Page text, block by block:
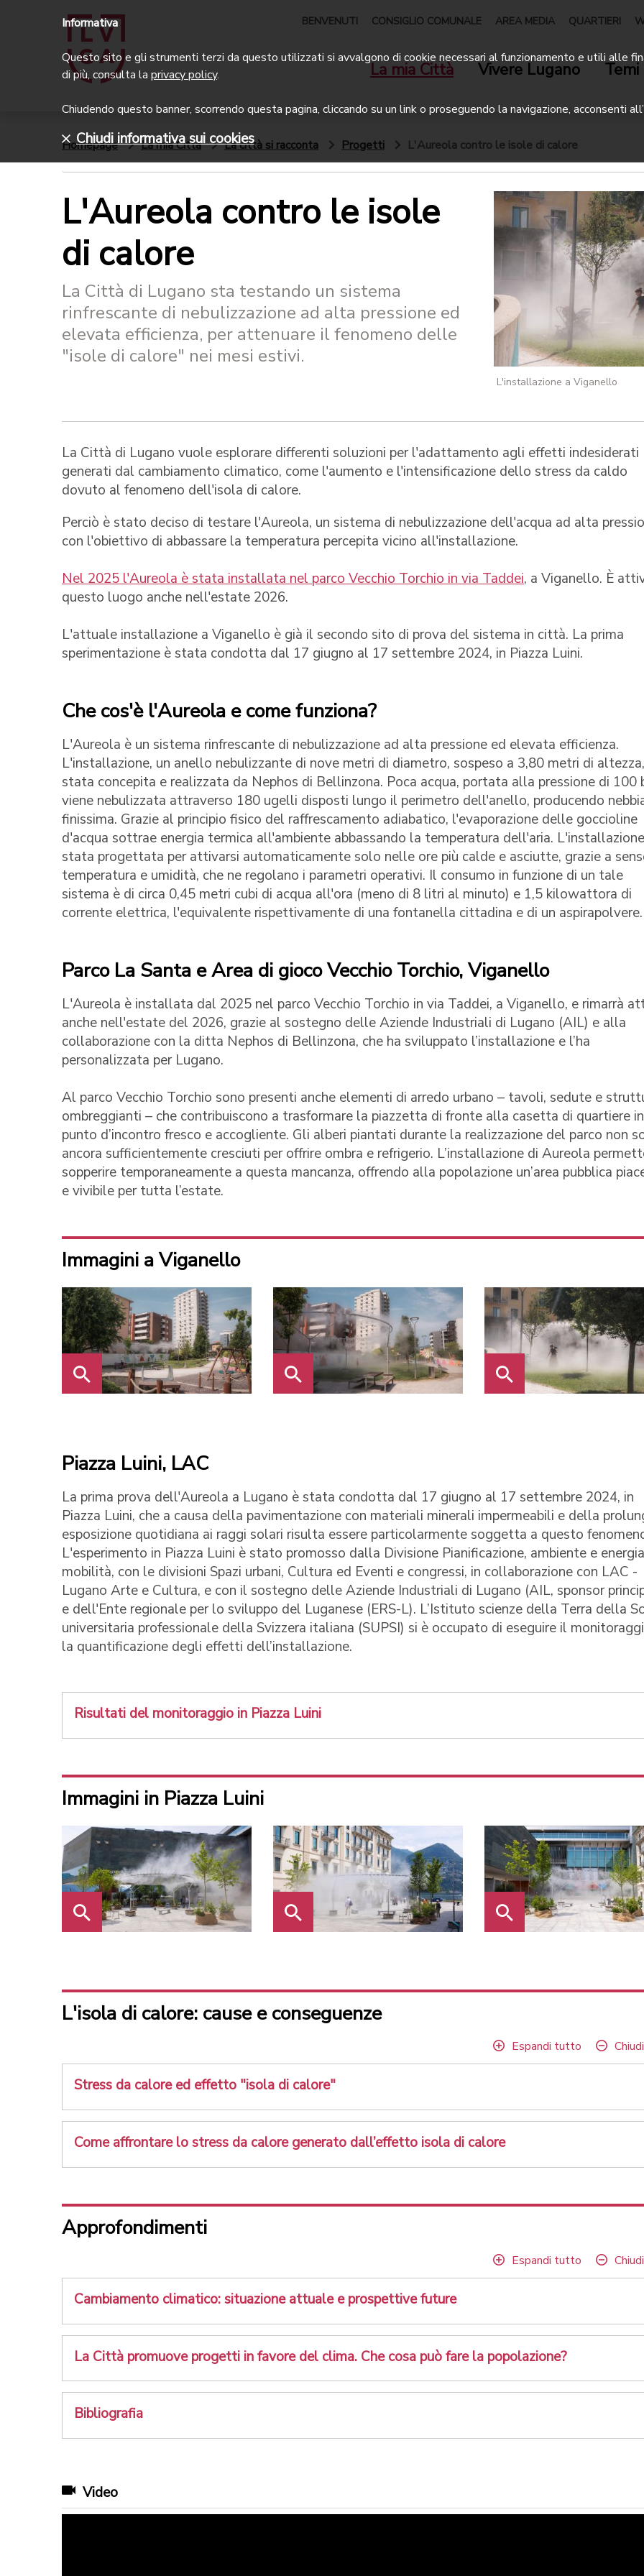
BENVENUTI CONSIGLIO COMUNALE AREA MEDIA QUARTIERI
La mia Città Vivere Lugano Temi
Homepage La mia Città La città si racconta Progetti L'Aureola contro le isole di calore
L'Aureola contro le isole
di calore
La Città di Lugano sta testando un sistema
rinfrescante di nebulizzazione ad alta pressione ed
elevata efficienza, per attenuare il fenomeno delle
"isole di calore" nei mesi estivi.
L'installazione a Viganello
La Città di Lugano vuole esplorare differenti soluzioni per l'adattamento agli effetti indesiderati
generati dal cambiamento climatico, come l'aumento e l'intensificazione dello stress da caldo
dovuto al fenomeno dell'isola di calore.
Perciò è stato deciso di testare l'Aureola, un sistema di nebulizzazione dell'acqua ad alta
con l'obiettivo di abbassare la temperatura percepita vicino all'installazione.
Nel 2025 l'Aureola è stata installata nel parco Vecchio Torchio in via Taddei, a Viganello. È
questo luogo anche nell'estate 2026.
L'attuale installazione a Viganello è già il secondo sito di prova del sistema in città. La prima
sperimentazione è stata condotta dal 17 giugno al 17 settembre 2024, in Piazza Luini.
Che cos'è l'Aureola e come funziona?
L'Aureola è un sistema rinfrescante di nebulizzazione ad alta pressione ed elevata efficienza.
L'installazione, un anello nebulizzante di nove metri di diametro, sospeso a 3,80 metri di
stata concepita e realizzata da Nephos di Bellinzona. Poca acqua, portata alla pressione di 100
viene nebulizzata attraverso 180 ugelli disposti lungo il perimetro dell'anello, producendo
finissima. Grazie al principio fisico del raffrescamento adiabatico, l'evaporazione delle goccioline
d'acqua sottrae energia termica all'ambiente abbassando la temperatura dell'aria.
stata progettata per attivarsi automaticamente solo nelle ore più calde e asciutte, grazie a
temperatura e umidità, che ne regolano i parametri operativi. Il consumo in funzione di un tale
sistema è di circa 0,45 metri cubi di acqua all'ora (meno di 8 litri al minuto) e 1,5 kilowattora di
corrente elettrica, l'equivalente rispettivamente di una fontanella cittadina e di un aspirapolvere.
Parco La Santa e Area di gioco Vecchio Torchio, Viganello
L'Aureola è installata dal 2025 nel parco Vecchio Torchio in via Taddei, a Viganello, e rimarrà
anche nell'estate del 2026, grazie al sostegno delle Aziende Industriali di Lugano (AIL) e alla
collaborazione con la ditta Nephos di Bellinzona, che ha sviluppato l’installazione e l’ha
personalizzata per Lugano.
Al parco Vecchio Torchio sono presenti anche elementi di arredo urbano – tavoli, sedute e
ombreggianti – che contribuiscono a trasformare la piazzetta di fronte alla casetta di quartiere
punto d’incontro fresco e accogliente. Gli alberi piantati durante la realizzazione del parco non
ancora sufficientemente cresciuti per offrire ombra e refrigerio. L’installazione di Aureola
sopperire temporaneamente a questa mancanza, offrendo alla popolazione un’area pubblica
e vivibile per tutta l’estate.
Immagini a Viganello
Piazza Luini, LAC
La prima prova dell'Aureola a Lugano è stata condotta dal 17 giugno al 17 settembre 2024, in
Piazza Luini, che a causa della pavimentazione con materiali minerali impermeabili e della
esposizione quotidiana ai raggi solari risulta essere particolarmente soggetta a questo
L'esperimento in Piazza Luini è stato promosso dalla Divisione Pianificazione, ambiente e
mobilità, con le divisioni Spazi urbani, Cultura ed Eventi e congressi, in collaborazione con LAC -
Lugano Arte e Cultura, e con il sostegno delle Aziende Industriali di Lugano (AIL, sponsor
e dell'Ente regionale per lo sviluppo del Luganese (ERS-L). L’Istituto scienze della Terra della
universitaria professionale della Svizzera italiana (SUPSI) si è occupato di eseguire il
la quantificazione degli effetti dell’installazione.
Risultati del monitoraggio in Piazza Luini
Immagini in Piazza Luini
L'isola di calore: cause e conseguenze
Espandi tutto
Stress da calore ed effetto "isola di calore"
Come affrontare lo stress da calore generato dall’effetto isola di calore
Approfondimenti
Espandi tutto
Cambiamento climatico: situazione attuale e prospettive future
La Città promuove progetti in favore del clima. Che cosa può fare la popolazione?
Bibliografia
Video
Informativa
Questo sito e gli strumenti terzi da questo utilizzati si avvalgono di cookie necessari al funzionamento e utili alle
di più, consulta la privacy policy.
Chiudendo questo banner, scorrendo questa pagina, cliccando su un link o proseguendo la navigazione, acconsenti
Chiudi informativa sui cookies